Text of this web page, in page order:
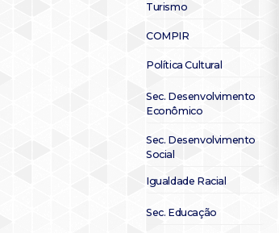
Turismo
COMPIR
Política Cultural
Sec. Desenvolvimento
Econômico
Sec. Desenvolvimento
Social
Igualdade Racial
Sec. Educação